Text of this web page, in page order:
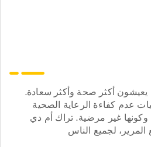
أكثر صحة وأكثر سعادة.
عدم كفاءة الرعاية الصحية
وكونها غير مرضية. تراك أم دي
لجميع الناس